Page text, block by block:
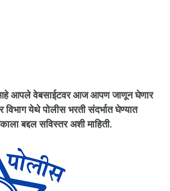
आहे आपले वेबसाईटवर आज आपण जाणून घेणार
येथे पोलीस भरती संदर्भात घेण्यात
बद्दल सविस्तर अशी माहिती.